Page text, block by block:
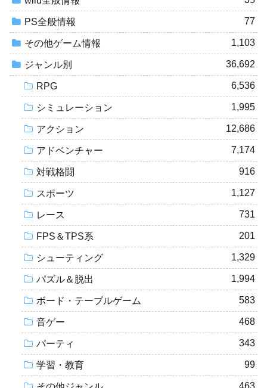
PS全般情報 77
その他ゲーム情報 1,103
ジャンル別 36,692
RPG 6,536
シミュレーション 1,995
アクション 12,686
アドベンチャー 7,174
対戦格闘 916
スポーツ 1,127
レース 731
FPS＆TPS系 201
シューティング 1,329
パズル＆脱出 1,994
ボード・テーブルゲーム 583
音ゲー 468
パーティ 343
学習・教育 99